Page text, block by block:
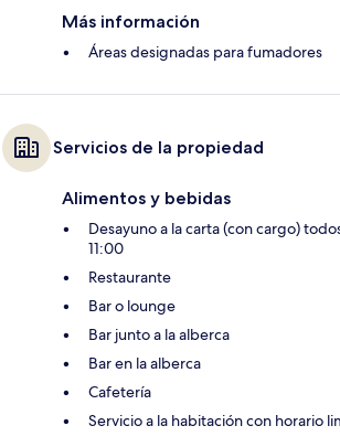
Más información
Áreas designadas para fumadores
Servicios de la propiedad
Alimentos y bebidas
Desayuno a la carta (con cargo)
11:00
Restaurante
Bar o lounge
Bar junto a la alberca
Bar en la alberca
Cafetería
Servicio a la habitación con horario